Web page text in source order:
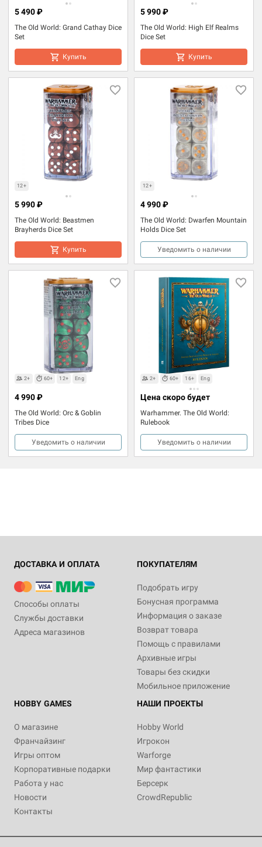
The Old World: Grand Cathay Dice
Set
5 490 ₽
Купить
The Old World: High Elf Realms
Dice Set
5 990 ₽
Купить
12+
The Old World: Beastmen
Brayherds Dice Set
5 990 ₽
Купить
12+
The Old World: Dwarfen Mountain
Holds Dice Set
4 990 ₽
Уведомить о наличии
2+ 60+ 12+ Eng
The Old World: Orc & Goblin
Tribes Dice
4 990 ₽
Уведомить о наличии
2+ 60+ 16+ Eng
Warhammer. The Old World:
Rulebook
Цена скоро будет
Уведомить о наличии
ДОСТАВКА И ОПЛАТА
Способы оплаты
Службы доставки
Адреса магазинов
ПОКУПАТЕЛЯМ
Подобрать игру
Бонусная программа
Информация о заказе
Возврат товара
Помощь с правилами
Архивные игры
Товары без скидки
Мобильное приложение
HOBBY GAMES
О магазине
Франчайзинг
Игры оптом
Корпоративные подарки
Работа у нас
Новости
Контакты
НАШИ ПРОЕКТЫ
Hobby World
Игрокон
Warforge
Мир фантастики
Берсерк
CrowdRepublic